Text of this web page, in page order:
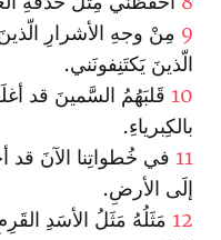
9 مِنْ وجهِ الأشرارِ
الّذينَ يَكتَنِفونَني.
10 قَلبَهُمُ السَّمينَ قد
بالكِبرياءِ.
11 في خُطواتِنا الآنَ قد
إلَى الأرضِ.
12 مَثَلُهُ مَثَلُ الأسَدِ